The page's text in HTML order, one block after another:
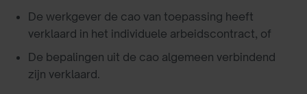
De werkgever de cao van toepassing heeft
verklaard in het individuele arbeidscontract, of
De bepalingen uit de cao algemeen verbindend
zijn verklaard.